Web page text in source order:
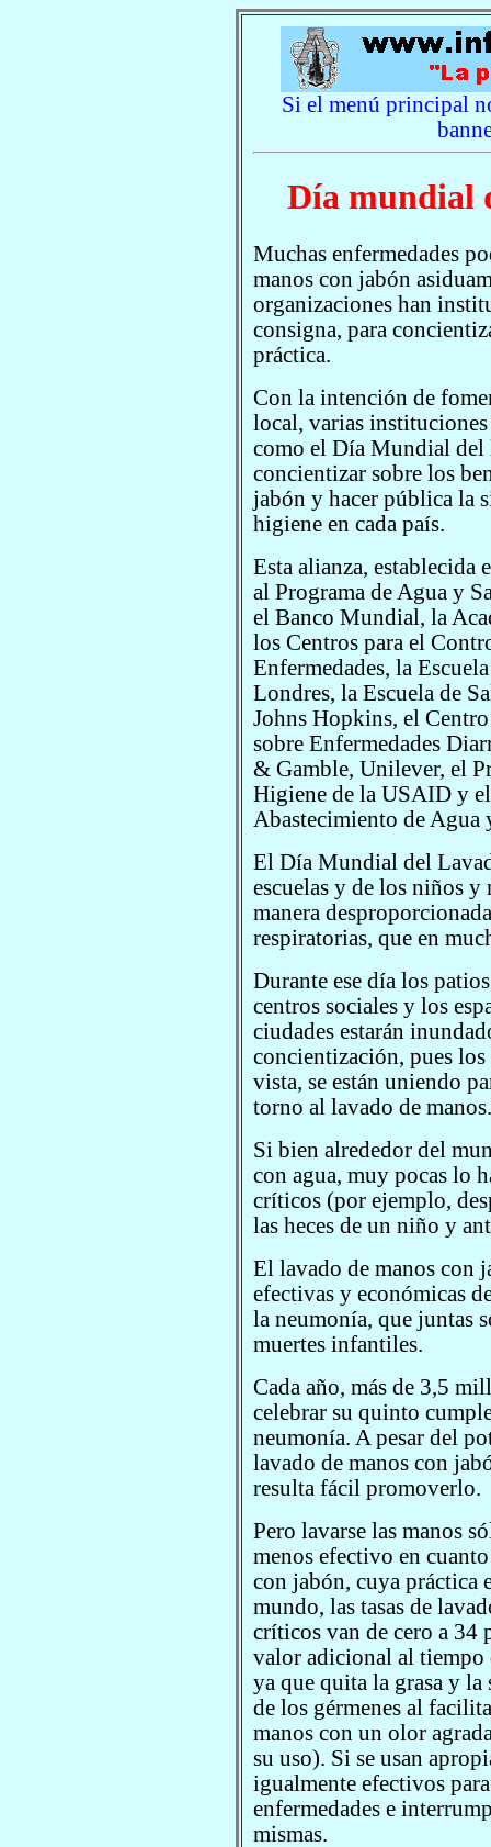
Si el menú principal
Día mundial
Muchas enfermedades
manos con jabón
organizaciones han
consigna, para
práctica.
Con la intención de
local, varias
como el Día Mundial del
concientizar sobre los
jabón y hacer pública la
higiene en cada país.
Esta alianza, establecida
al Programa de Agua y
el Banco Mundial, la
los Centros para el
Enfermedades, la
Londres, la Escuela de
Johns Hopkins, el
sobre Enfermedades
& Gamble, Unilever, el
Higiene de la USAID y
Abastecimiento de Agua
El Día Mundial del
escuelas y de los niños y
manera
respiratorias, que en
Durante ese día los
centros sociales y los
ciudades estarán
concientización, pues los
vista, se están uniendo
torno al lavado de manos.
Si bien alrededor del
con agua, muy pocas lo
críticos (por ejemplo,
las heces de un niño y
El lavado de manos con
efectivas y económicas
la neumonía, que juntas
muertes infantiles.
Cada año, más de 3,5
celebrar su quinto
neumonía. A pesar del
lavado de manos con
resulta fácil promoverlo.
Pero lavarse las manos
menos efectivo en
con jabón, cuya práctica
mundo, las tasas de
críticos van de cero a 34
valor adicional al tiempo
ya que quita la grasa y
de los gérmenes al
manos con un olor
su uso). Si se usan
igualmente efectivos
enfermedades e
mismas.